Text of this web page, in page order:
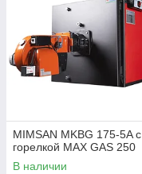
MIMSAN MKBG 175-5A с
горелкой MAX GAS 250
В наличии